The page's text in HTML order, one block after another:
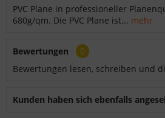
PVC Plane in professioneller
680g/qm. Die PVC Plane ist... mehr
Bewertungen
0
Bewertungen lesen, schreiben und
Kunden haben sich ebenfalls